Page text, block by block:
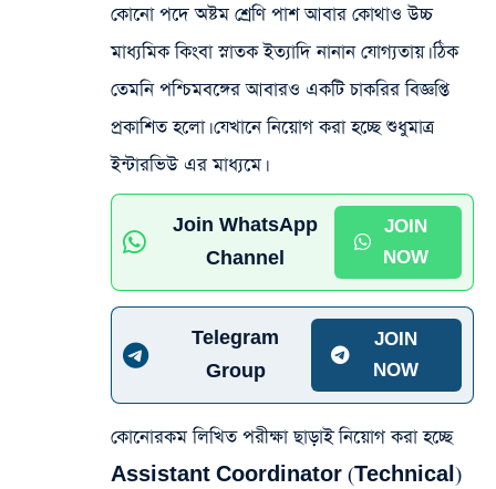
কোনো পদে অষ্টম শ্রেণি পাশ আবার কোথাও উচ্চ
মাধ্যমিক কিংবা স্নাতক ইত্যাদি নানান যোগ্যতায়। ঠিক
তেমনি পশ্চিমবঙ্গের আবারও একটি চাকরির বিজ্ঞপ্তি
প্রকাশিত হলো। যেখানে নিয়োগ করা হচ্ছে শুধুমাত্র
ইন্টারভিউ এর মাধ্যমে।
Join WhatsApp
Channel
JOIN
NOW
Telegram
Group
JOIN
NOW
কোনোরকম লিখিত পরীক্ষা ছাড়াই নিয়োগ করা হচ্ছে
Assistant Coordinator (Technical)